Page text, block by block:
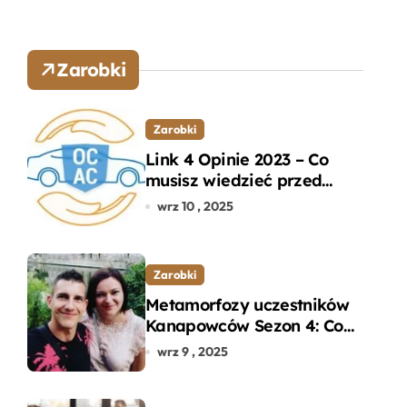
Zarobki
Zarobki
Link 4 Opinie 2023 – Co
musisz wiedzieć przed
wyborem ubezpieczenia
wrz 10 , 2025
Zarobki
Metamorfozy uczestników
Kanapowców Sezon 4: Co
naprawdę zaskoczyło
wrz 9 , 2025